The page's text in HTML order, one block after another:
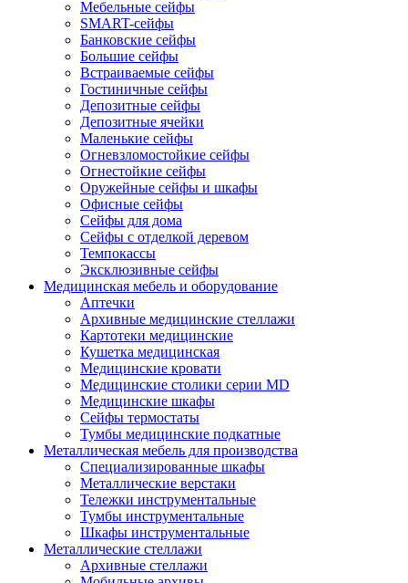
Мебельные сейфы
SMART-сейфы
Банковские сейфы
Большие сейфы
Встраиваемые сейфы
Гостиничные сейфы
Депозитные сейфы
Депозитные ячейки
Маленькие сейфы
Огневзломостойкие сейфы
Огнестойкие сейфы
Оружейные сейфы и шкафы
Офисные сейфы
Сейфы для дома
Сейфы с отделкой деревом
Темпокассы
Эксклюзивные сейфы
Медицинская мебель и оборудование
Аптечки
Архивные медицинские стеллажи
Картотеки медицинские
Кушетка медицинская
Медицинские кровати
Медицинские столики серии MD
Медицинские шкафы
Сейфы термостаты
Тумбы медицинские подкатные
Металлическая мебель для производства
Cпециализированные шкафы
Металлические верстаки
Тележки инструментальные
Тумбы инструментальные
Шкафы инструментальные
Металлические стеллажи
Архивные стеллажи